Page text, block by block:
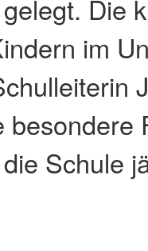
Die
im
besondere
Schule